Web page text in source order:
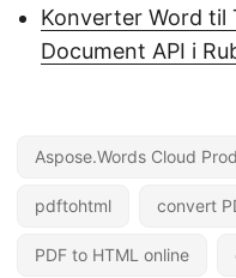
Konverter Word til
Document API i
Aspose.Words Cloud
pdftohtml convert
PDF to HTML online